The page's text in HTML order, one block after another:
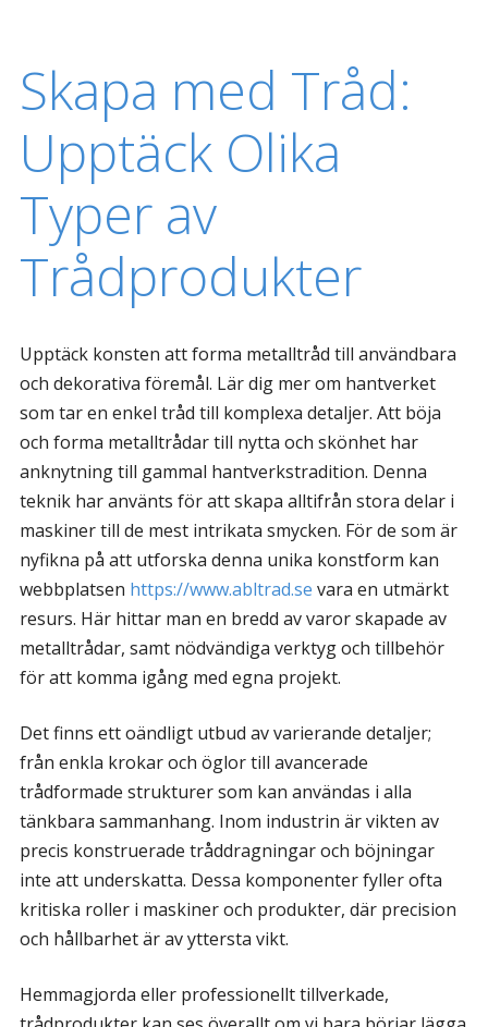
Skapa med Tråd:
Upptäck Olika
Typer av
Trådprodukter
Upptäck konsten att forma metalltråd till användbara
och dekorativa föremål. Lär dig mer om hantverket
som tar en enkel tråd till komplexa detaljer. Att böja
och forma metalltrådar till nytta och skönhet har
anknytning till gammal hantverkstradition. Denna
teknik har använts för att skapa alltifrån stora delar i
maskiner till de mest intrikata smycken. För de som är
nyfikna på att utforska denna unika konstform kan
webbplatsen https://www.abltrad.se vara en utmärkt
resurs. Här hittar man en bredd av varor skapade av
metalltrådar, samt nödvändiga verktyg och tillbehör
för att komma igång med egna projekt.
Det finns ett oändligt utbud av varierande detaljer;
från enkla krokar och öglor till avancerade
trådformade strukturer som kan användas i alla
tänkbara sammanhang. Inom industrin är vikten av
precis konstruerade tråddragningar och böjningar
inte att underskatta. Dessa komponenter fyller ofta
kritiska roller i maskiner och produkter, där precision
och hållbarhet är av yttersta vikt.
Hemmagjorda eller professionellt tillverkade,